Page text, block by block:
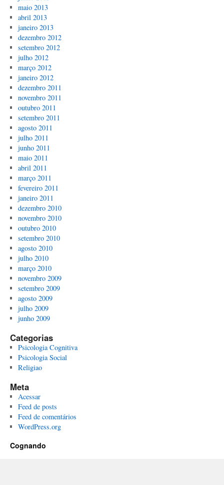
maio 2013
abril 2013
janeiro 2013
dezembro 2012
setembro 2012
julho 2012
março 2012
janeiro 2012
dezembro 2011
novembro 2011
outubro 2011
setembro 2011
agosto 2011
julho 2011
junho 2011
maio 2011
abril 2011
março 2011
fevereiro 2011
janeiro 2011
dezembro 2010
novembro 2010
outubro 2010
setembro 2010
agosto 2010
julho 2010
março 2010
novembro 2009
setembro 2009
agosto 2009
julho 2009
junho 2009
Categorias
Psicologia Cognitiva
Psicologia Social
Religiao
Meta
Acessar
Feed de posts
Feed de comentários
WordPress.org
Cognando